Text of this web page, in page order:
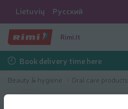
Lietuvių Русский
Rimi.lt
Book delivery time here
Beauty & hygiene Oral care products